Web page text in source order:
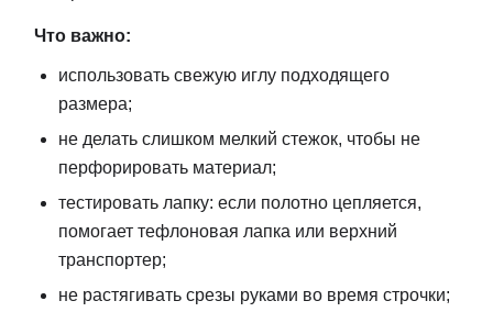
Что важно:
использовать свежую иглу подходящего
размера;
не делать слишком мелкий стежок, чтобы не
перфорировать материал;
тестировать лапку: если полотно цепляется,
помогает тефлоновая лапка или верхний
транспортер;
не растягивать срезы руками во время строчки;